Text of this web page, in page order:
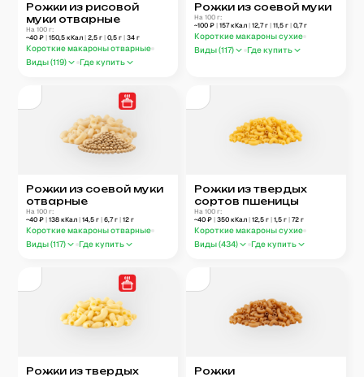
Рожки из рисовой
муки отварные
На 100 г:
~40 ₽| 150,5 кКал| 2,5 г| 0,5 г| 34 г
Короткие макароны отварные
Виды (119) Где купить
Рожки из соевой муки
На 100 г:
~100 ₽ | 157кКал | 12,7г | 11,5 г | 0,7г
Короткие макароны сухие
Виды (117) Где купить
Рожки из соевой муки
отварные
На 100 г:
~40 ₽| 138 кКал| 14,5 г| 6,7г| 12 г
Короткие макароны отварные
Виды (117) Где купить
Рожки из твердых
сортов пшеницы
На 100 г:
~40 ₽ | 350 кКал | 12,5 г | 1,5 г | 72 г
Короткие макароны сухие
Виды (434) Где купить
Рожки из твердых
Рожки